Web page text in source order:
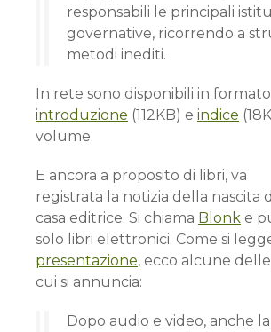
responsabili le principali
governative, ricorrendo a
metodi inediti.
In rete sono disponibili in
introduzione (112KB) e indice
volume.
E ancora a proposito di libri, va
registrata la notizia della nascita
casa editrice. Si chiama Blonk e
solo libri elettronici. Come si
presentazione, ecco alcune
cui si annuncia:
Dopo audio e video, anche